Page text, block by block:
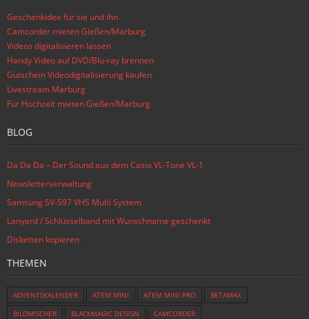
Geschenkidee für sie und ihn
Camcorder mieten Gießen/Marburg
Videos digitalisieren lassen
Handy Video auf DVD/Blu-ray brennen
Gutschein Videodigitalisierung kaufen
Livestream Marburg
Für Hochzeit mieten Gießen/Marburg
BLOG
Da Da Da – Der Sound aus dem Casio VL-Tone VL-1
Newsletterverwaltung
Samsung SV-S97 VHS Multi System
Lanyard / Schlüsselband mit Wunschname geschenkt
Disketten kopieren
THEMEN
ADVENTSKALENDER ATEM MINI ATEM MINI PRO
BETAMAX
BILDMISCHER
BLACKMAGIC DESIGN
CAMCORDER